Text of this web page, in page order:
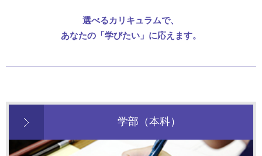
選べるカリキュラムで、
あなたの「学びたい」に応えます。
学部（本科）